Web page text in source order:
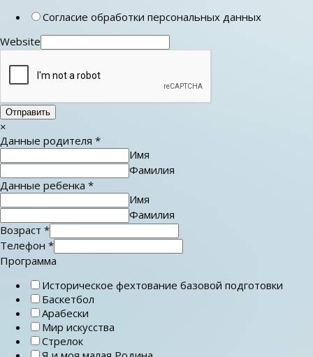
Согласие обработки персональных данных
Website
Отправить
×
Данные родителя *
Имя
Фамилия
Данные ребенка *
Имя
Фамилия
Возраст *
Телефон *
Программа
Историческое фехтование базовой подготовки
Баскетбол
Арабески
Мир искусства
Стрелок